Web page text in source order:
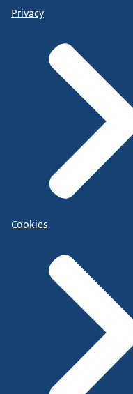
Privacy
Cookies